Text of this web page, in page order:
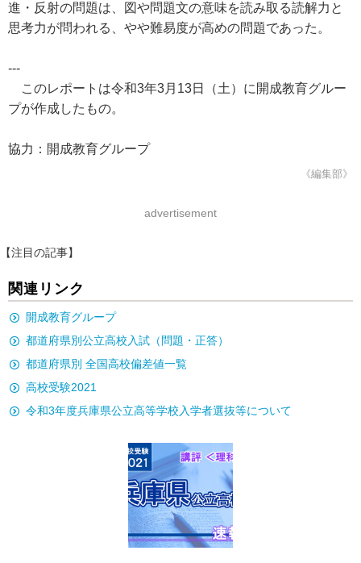
進・反射の問題は、図や問題文の意味を読み取る読解力と
思考力が問われる、やや難易度が高めの問題であった。
---
このレポートは令和3年3月13日（土）に開成教育グルー
プが作成したもの。
協力：開成教育グループ
《編集部》
advertisement
【注目の記事】
関連リンク
開成教育グループ
都道府県別公立高校入試（問題・正答）
都道府県別 全国高校偏差値一覧
高校受験2021
令和3年度兵庫県公立高等学校入学者選抜等について